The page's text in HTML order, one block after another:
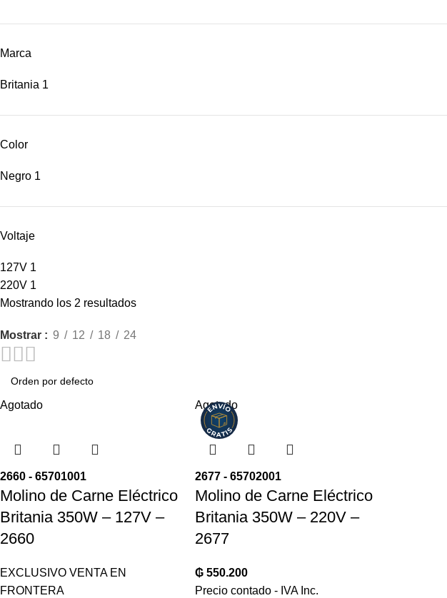
Marca
Britania 1
Color
Negro 1
Voltaje
127V 1
220V 1
Mostrando los 2 resultados
Mostrar 9 12 18 24
Agotado
2660 - 65701001
Molino de Carne Eléctrico
Britania 350W – 127V –
2660
EXCLUSIVO VENTA EN
FRONTERA
Agotado
2677 - 65702001
Molino de Carne Eléctrico
Britania 350W – 220V –
2677
₲550.200
Precio contado - IVA Inc.